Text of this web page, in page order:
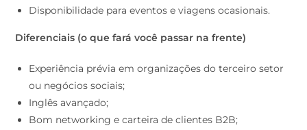
Disponibilidade para eventos e viagens ocasionais.
Diferenciais (o que fará você passar na frente)
Experiência prévia em organizações do terceiro setor
ou negócios sociais;
Inglês avançado;
Bom networking e carteira de clientes B2B;